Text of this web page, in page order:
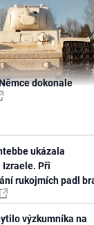
dokonale
ukázala
Při
rukojmích padl
výzkumníka na